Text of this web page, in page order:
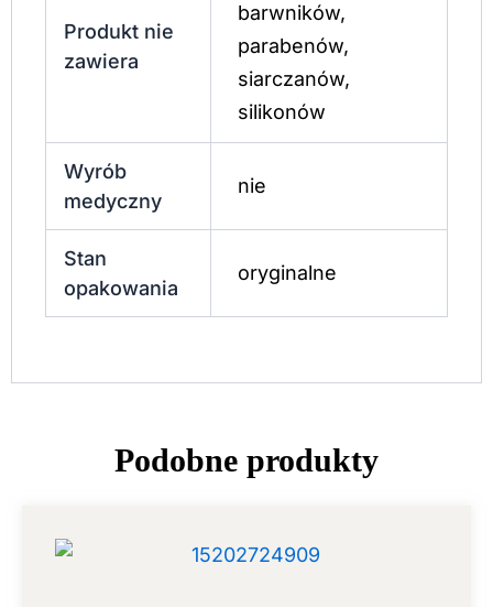
Produkt nie
zawiera
barwników,
parabenów,
siarczanów,
silikonów
Wyrób
medyczny
nie
Stan
opakowania
oryginalne
Podobne produkty